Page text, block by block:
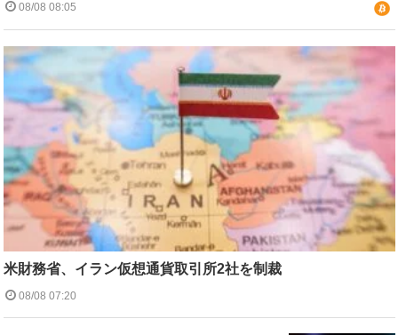
08/08 08:05
米財務省、イラン仮想通貨取引所2社を制裁
08/08 07:20